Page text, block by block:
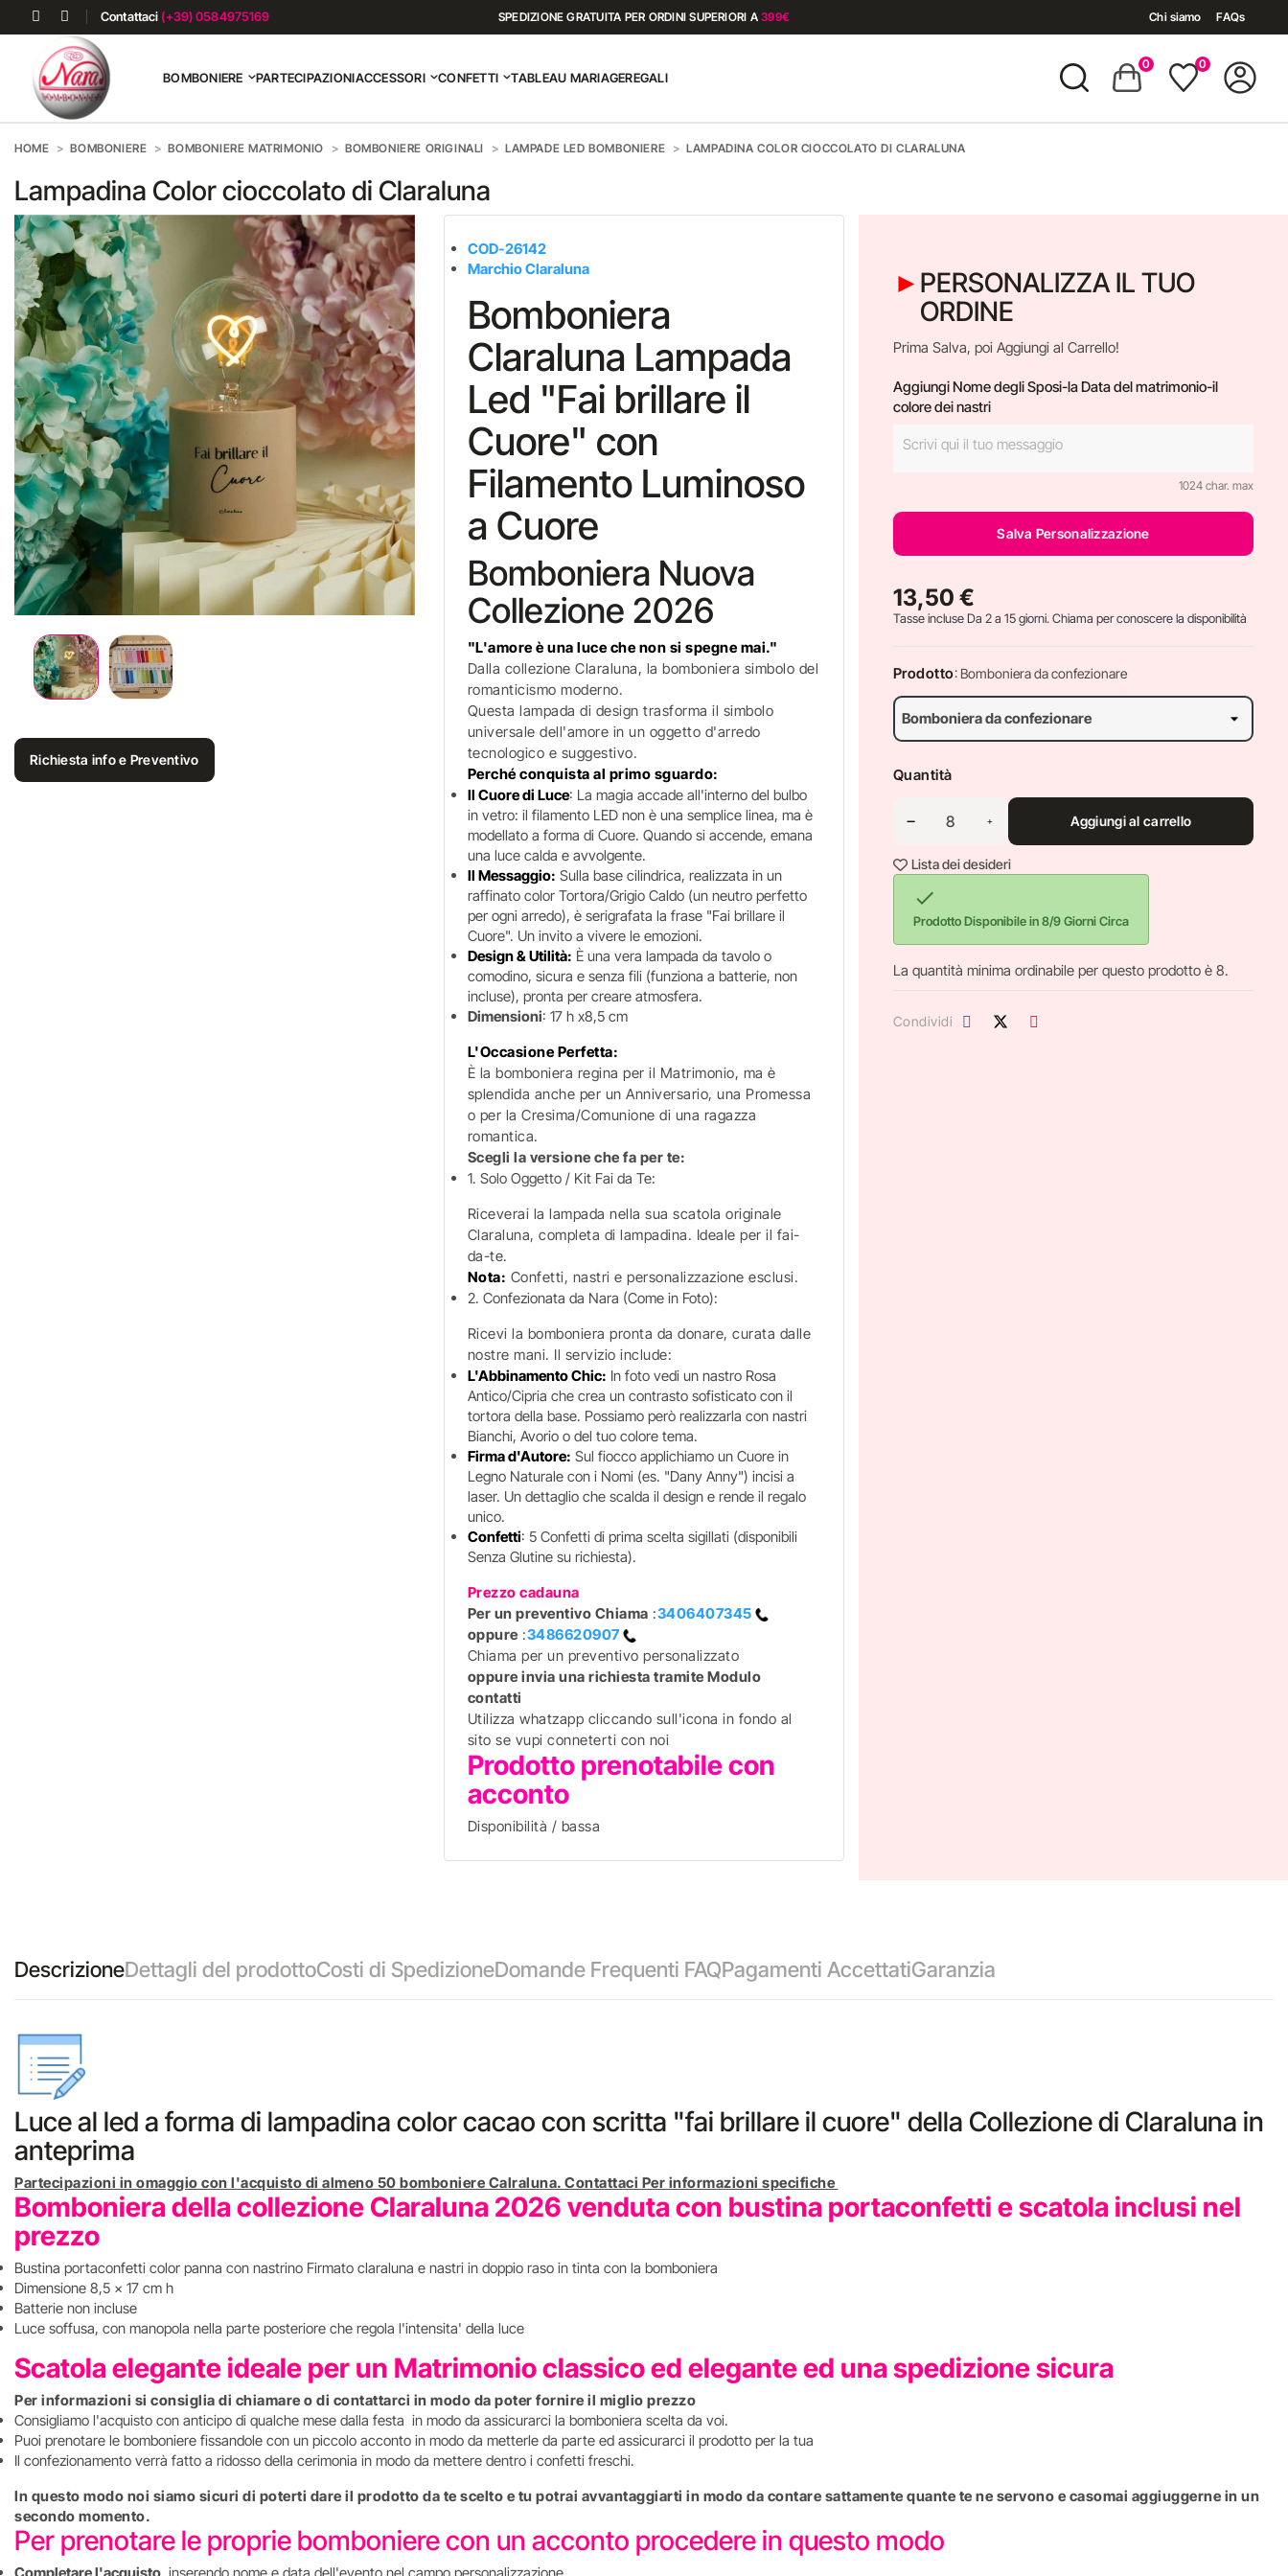
Contattaci (+39) 0584975169 SPEDIZIONE GRATUITA PER ORDINI SUPERIORI A399€ Chi siamo FAQs
BOMBONIERE PARTECIPAZIONIACCESSORI CONFETTI TABLEAU MARIAGEREGALI
0 0
HOME BOMBONIERE BOMBONIERE MATRIMONIO BOMBONIERE ORIGINALI LAMPADE LED BOMBONIERE LAMPADINA COLOR CIOCCOLATO DI CLARALUNA
Lampadina Color cioccolato di Claraluna
Richiesta info e Preventivo
COD-26142
Marchio Claraluna
Bomboniera
Claraluna Lampada
Led "Fai brillare il
Cuore" con
Filamento Luminoso
a Cuore
Bomboniera Nuova
Collezione 2026
"L'amore è una luce che non si spegne mai."
Dalla collezione Claraluna, la bomboniera simbolo del
romanticismo moderno.
Questa lampada di design trasforma il simbolo
universale dell'amore in un oggetto d'arredo
tecnologico e suggestivo.
Perché conquista al primo sguardo:
Il Cuore di Luce: La magia accade all'interno del bulbo
in vetro: il filamento LED non è una semplice linea, ma è
modellato a forma di Cuore. Quando si accende, emana
una luce calda e avvolgente.
Il Messaggio: Sulla base cilindrica, realizzata in un
raffinato color Tortora/Grigio Caldo (un neutro perfetto
per ogni arredo), è serigrafata la frase "Fai brillare il
Cuore". Un invito a vivere le emozioni.
Design & Utilità: È una vera lampada da tavolo o
comodino, sicura e senza fili (funziona a batterie, non
incluse), pronta per creare atmosfera.
Dimensioni: 17 h x8,5 cm
L'Occasione Perfetta:
È la bomboniera regina per il Matrimonio, ma è
splendida anche per un Anniversario, una Promessa
o per la Cresima/Comunione di una ragazza
romantica.
Scegli la versione che fa per te:
1. Solo Oggetto / Kit Fai da Te:
Riceverai la lampada nella sua scatola originale
Claraluna, completa di lampadina. Ideale per il fai-
da-te.
Nota: Confetti, nastri e personalizzazione esclusi.
2. Confezionata da Nara (Come in Foto):
Ricevi la bomboniera pronta da donare, curata dalle
nostre mani. Il servizio include:
L'Abbinamento Chic: In foto vedi un nastro Rosa
Antico/Cipria che crea un contrasto sofisticato con il
tortora della base. Possiamo però realizzarla con nastri
Bianchi, Avorio o del tuo colore tema.
Firma d'Autore: Sul fiocco applichiamo un Cuore in
Legno Naturale con i Nomi (es. "Dany Anny") incisi a
laser. Un dettaglio che scalda il design e rende il regalo
unico.
Confetti: 5 Confetti di prima scelta sigillati (disponibili
Senza Glutine su richiesta).
Prezzo cadauna
Per un preventivo Chiama :3406407345
oppure :3486620907
Chiama per un preventivo personalizzato
oppure invia una richiesta tramite Modulo
contatti
Utilizza whatzapp cliccando sull'icona in fondo al
sito se vupi conneterti con noi
Prodotto prenotabile con
acconto
Disponibilità / bassa
PERSONALIZZA IL TUO
ORDINE
Prima Salva, poi Aggiungi al Carrello!
Aggiungi Nome degli Sposi-la Data del matrimonio-il
colore dei nastri
1024 char. max
Salva Personalizzazione
13,50 €
Tasse incluseDa 2 a 15 giorni. Chiama per conoscere la disponibilità
Prodotto: Bomboniera da confezionare
Quantità
Aggiungi al carrello
Lista dei desideri

Prodotto Disponibile in 8/9 Giorni Circa
La quantità minima ordinabile per questo prodotto è 8.
Condividi
DescrizioneDettagli del prodottoCosti di SpedizioneDomande Frequenti FAQPagamenti AccettatiGaranzia
Luce al led a forma di lampadina color cacao con scritta "fai brillare il cuore" della Collezione di Claraluna in
anteprima
Partecipazioni in omaggio con l'acquisto di almeno 50 bomboniere Calraluna. Contattaci Per informazioni specifiche
Bomboniera della collezione Claraluna 2026 venduta con bustina portaconfetti e scatola inclusi nel
prezzo
Bustina portaconfetti color panna con nastrino Firmato claraluna e nastri in doppio raso in tinta con la bomboniera
Dimensione 8,5 x 17 cm h
Batterie non incluse
Luce soffusa, con manopola nella parte posteriore che regola l'intensita' della luce
Scatola elegante ideale per un Matrimonio classico ed elegante ed una spedizione sicura
Per informazioni si consiglia di chiamare o di contattarci in modo da poter fornire il miglio prezzo
Consigliamo l'acquisto con anticipo di qualche mese dalla festa in modo da assicurarci la bomboniera scelta da voi.
Puoi prenotare le bomboniere fissandole con un piccolo acconto in modo da metterle da parte ed assicurarci il prodotto per la tua
Il confezionamento verrà fatto a ridosso della cerimonia in modo da mettere dentro i confetti freschi.
In questo modo noi siamo sicuri di poterti dare il prodotto da te scelto e tu potrai avvantaggiarti in modo da contare sattamente quante te ne servono e casomai aggiuggerne in un
secondo momento.
Per prenotare le proprie bomboniere con un acconto procedere in questo modo